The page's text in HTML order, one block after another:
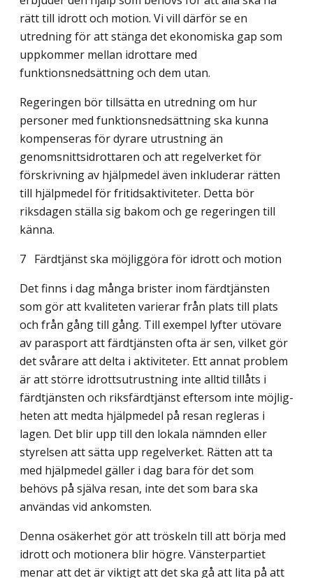
rätt till idrott och motion. Vi vill därför se en
utredning för att stänga det ekonomiska gap som
uppkommer mellan idrottare med
funktionsnedsättning och dem utan.
Regeringen bör tillsätta en utredning om hur
personer med funktionsnedsättning ska kunna
kompenseras för dyrare utrustning än
genomsnittsidrottaren och att regelverket för
förskrivning av hjälpmedel även inkluderar rätten
till hjälpmedel för fritids­aktivi­teter. Detta bör
riksdagen ställa sig bakom och ge regeringen till
känna.
7 Färdtjänst ska möjliggöra för idrott och motion
Det finns i dag många brister inom färdtjänsten
som gör att kvaliteten varierar från plats till plats
och från gång till gång. Till exempel lyfter utövare
av parasport att färdtjänsten ofta är sen, vilket gör
det svårare att delta i aktiviteter. Ett annat problem
är att större idrottsutrustning inte alltid tillåts i
färdtjänsten och riksfärdtjänst eftersom inte möjlig­
heten att medta hjälpmedel på resan regleras i
lagen. Det blir upp till den lokala nämnden eller
styrelsen att sätta upp regelverket. Rätten att ta
med hjälpmedel gäller i dag bara för det som
behövs på själva resan, inte det som bara ska
användas vid ankomsten.
Denna osäkerhet gör att tröskeln till att börja med
idrott och motionera blir högre. Vänsterpartiet
menar att det är viktigt att det ska gå att lita på att